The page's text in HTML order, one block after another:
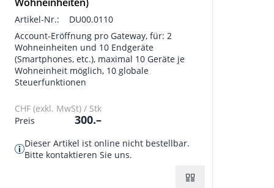
Artikel-Nr.:
DU00.0110
Account-Eröffnung pro Gateway, für: 2
Wohneinheiten und 10 Endgeräte
(Smartphones, etc.), maximal 10 Geräte je
Wohneinheit möglich, 10 globale
Steuerfunktionen
CHF (exkl. MwSt) / Stk
Preis
300.–
Dieser Artikel ist online nicht bestellbar.
Bitte kontaktieren Sie uns.